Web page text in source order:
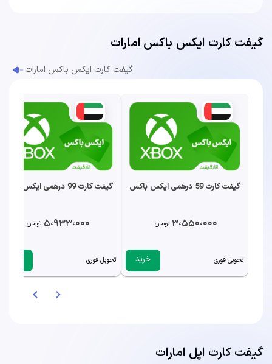
گیفت کارت ایکس باکس امارات
گیفت کارت ایکس باکس امارات
گیفت کارت 59 درهمی ایکس باکس
3،550،000 تومان
تحویل فوری خرید
گیفت کارت 99 درهمی ایکس باکس
5،933،000 تومان
تحویل فوری
گیفت کارت اپل امارات